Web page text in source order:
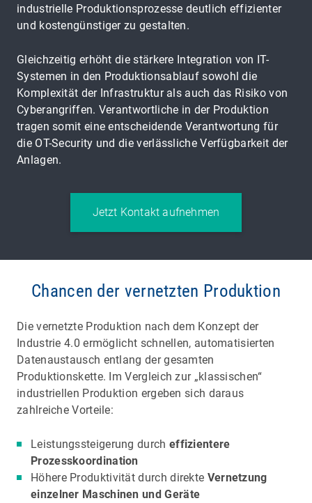
industrielle Produktionsprozesse deutlich effizienter
und kostengünstiger zu gestalten.
Gleichzeitig erhöht die stärkere Integration von IT-
Systemen in den Produktionsablauf sowohl die
Komplexität der Infrastruktur als auch das Risiko von
Cyberangriffen. Verantwortliche in der Produktion
tragen somit eine entscheidende Verantwortung für
die OT-Security und die verlässliche Verfügbarkeit der
Anlagen.
Jetzt Kontakt aufnehmen
Chancen der vernetzten Produktion
Die vernetzte Produktion nach dem Konzept der
Industrie 4.0 ermöglicht schnellen, automatisierten
Datenaustausch entlang der gesamten
Produktionskette. Im Vergleich zur „klassischen“
industriellen Produktion ergeben sich daraus
zahlreiche Vorteile:
Leistungssteigerung durch effizientere
Prozesskoordination
Höhere Produktivität durch direkte Vernetzung
einzelner Maschinen und Geräte